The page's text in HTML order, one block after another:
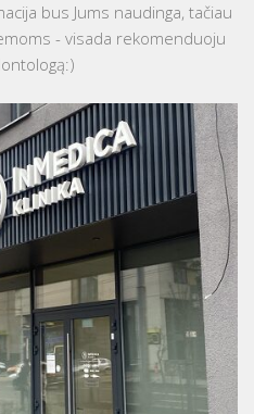
bus Jums naudinga, tačiau
- visada rekomenduoju